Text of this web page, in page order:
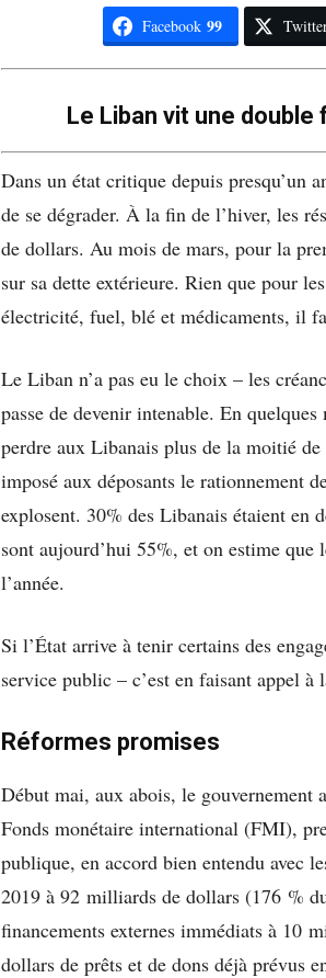
Facebook 99
Le Liban vit une
Dans un état critique depuis presqu’un
de se dégrader. À la fin de l’hiver, les
de dollars. Au mois de mars, pour la
sur sa dette extérieure. Rien que pour
électricité, fuel, blé et médicaments, il
Le Liban n’a pas eu le choix – les
passe de devenir intenable. En
perdre aux Libanais plus de la moitié de
imposé aux déposants le rationnement
explosent. 30% des Libanais étaient en
sont aujourd’hui 55%, et on estime
l’année.
Si l’État arrive à tenir certains des
service public – c’est en faisant appel à
Réformes promises
Début mai, aux abois, le gouvernement
Fonds monétaire international (FMI),
publique, en accord bien entendu avec
2019 à 92 milliards de dollars (176 %
financements externes immédiats à 10
dollars de prêts et de dons déjà prévus